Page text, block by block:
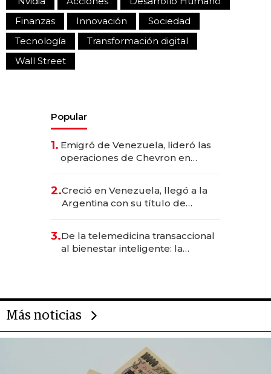
Finanzas
Innovación
Sociedad
Tecnología
Transformación digital
Wall Street
Popular
1. Emigró de Venezuela, lideró las
operaciones de Chevron en
2.Creció en Venezuela, llegó a la
Argentina con su título de
las marcas "fast premium"
3.De la telemedicina transaccional
al bienestar inteligente: la
Más noticias